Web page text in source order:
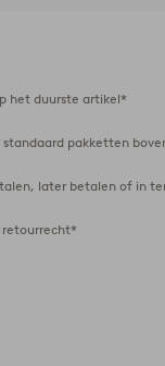
het duurste artikel*
pakketten
later betalen of in
retourrecht*